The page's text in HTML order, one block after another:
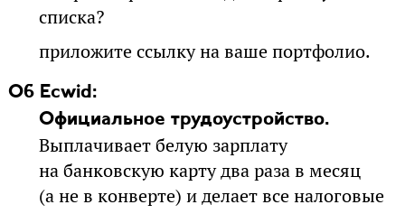
списка?
приложите ссылку на ваше портфолио.
Об Ecwid:
Официальное трудоустройство.
Выплачивает белую зарплату
на банковскую карту два раза в месяц
(а не в конверте) и делает все налоговые